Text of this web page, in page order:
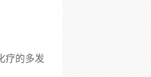
疗的多发